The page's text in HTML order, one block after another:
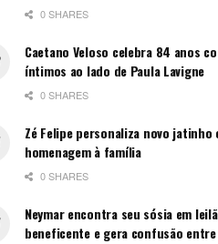
0 SHARES
Caetano Veloso celebra 84 anos
íntimos ao lado de Paula Lavigne
0 SHARES
Zé Felipe personaliza novo jatinho
homenagem à família
0 SHARES
Neymar encontra seu sósia em
beneficente e gera confusão